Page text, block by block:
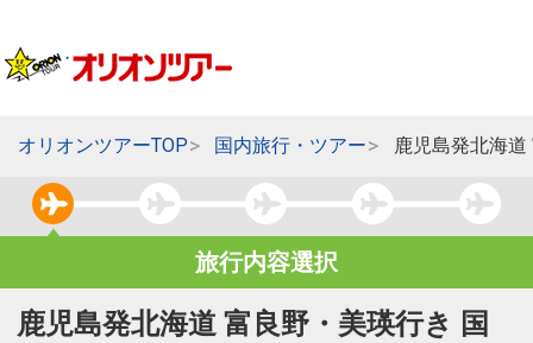
オリオンツアーTOP 国内旅行・ツアー 鹿児島発北海
旅行内容選択
鹿児島発北海道 富良野・美瑛行き 国